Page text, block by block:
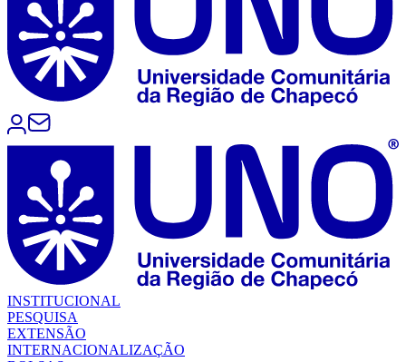
INSTITUCIONAL
PESQUISA
EXTENSÃO
INTERNACIONALIZAÇÃO